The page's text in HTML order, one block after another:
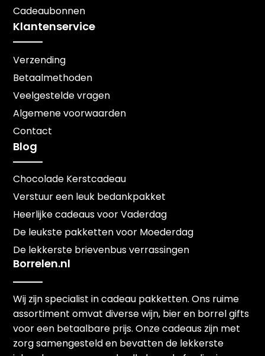
Borrelen.nl
Wij zijn specialist in cadeau pakketten. Ons ruime
assortiment omvat diverse wijn, bier en borrel gifts
voor een betaalbare prijs. Onze cadeaus zijn met
zorg samengesteld en bevatten de lekkerste
Cadeaubonnen
Klantenservice
Verzending
Betaalmethoden
Veelgestelde vragen
Algemene voorwaarden
Contact
Blog
Chocolade Kerstcadeau
Verstuur een leuk bedankpakket
Heerlijke cadeaus voor Vaderdag
De leukste pakketten voor Moederdag
De lekkerste brievenbus verrassingen